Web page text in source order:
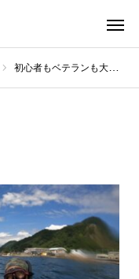
初心者もベテランも大歓迎！